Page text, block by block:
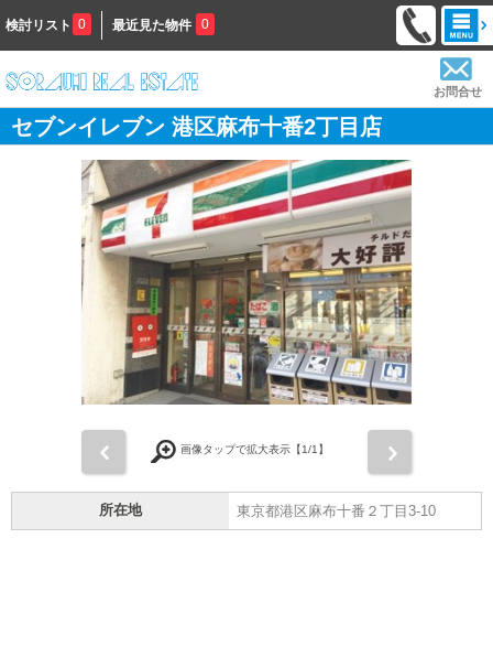
検討リスト 0 最近見た物件 0
お問合せ
セブンイレブン 港区麻布十番2丁目店
画像タップで拡大表示【1/1】
所在地 東京都港区麻布十番２丁目3-10